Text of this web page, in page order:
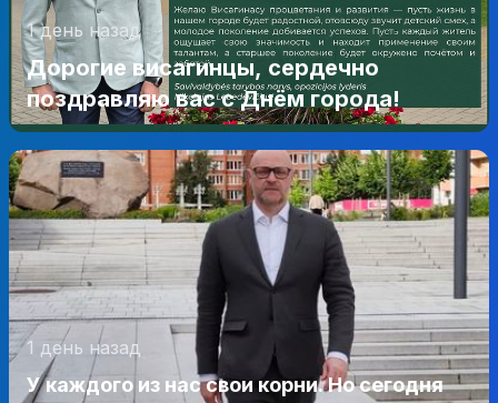
1 день назад
Дорогие висагинцы, сердечно
поздравляю вас с Днём города!
1 день назад
У каждого из нас свои корни. Но сегодня